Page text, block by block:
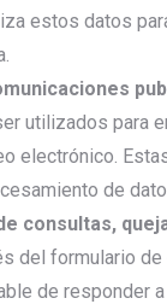
estos datos
utilizados para
electrónico.
de
consultas,
del formulario
de responder